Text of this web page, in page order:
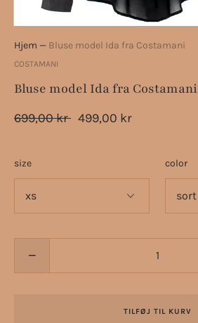
Hjem — Bluse model Ida fra Costamani
COSTAMANI
Bluse model Ida fra Costamani
699,00 kr 499,00 kr
size color
−
TILFØJ TIL KURV